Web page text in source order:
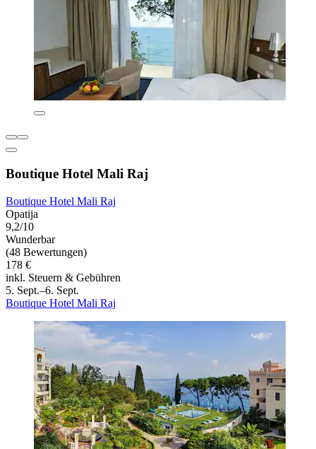
Boutique Hotel Mali Raj
Boutique Hotel Mali Raj
Opatija
9,2/10
Wunderbar
(48 Bewertungen)
178 €
inkl. Steuern & Gebühren
5. Sept.–6. Sept.
Boutique Hotel Mali Raj